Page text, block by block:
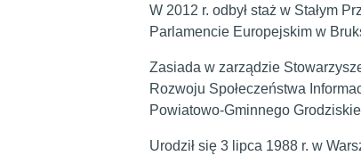
W 2012 r. odbył staż w Stałym
Parlamencie Europejskim w
Zasiada w zarządzie
Rozwoju Społeczeństwa
Powiatowo-Gminnego
Urodził się 3 lipca 1988 r. w